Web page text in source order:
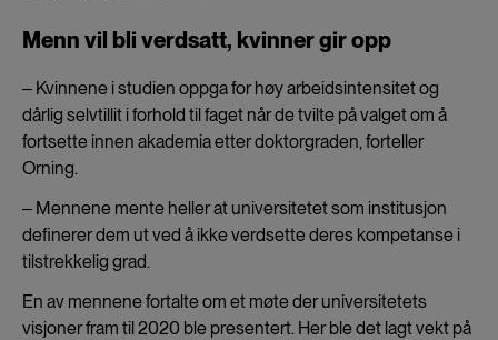
Menn vil bli verdsatt, kvinner gir opp
‒ Kvinnene i studien oppga for høy arbeidsintensitet og
dårlig selvtillit i forhold til faget når de tvilte på valget om å
fortsette innen akademia etter doktorgraden, forteller
Orning.
‒ Mennene mente heller at universitetet som institusjon
definerer dem ut ved å ikke verdsette deres kompetanse i
tilstrekkelig grad.
En av mennene fortalte om et møte der universitetets
visjoner fram til 2020 ble presentert. Her ble det lagt vekt på